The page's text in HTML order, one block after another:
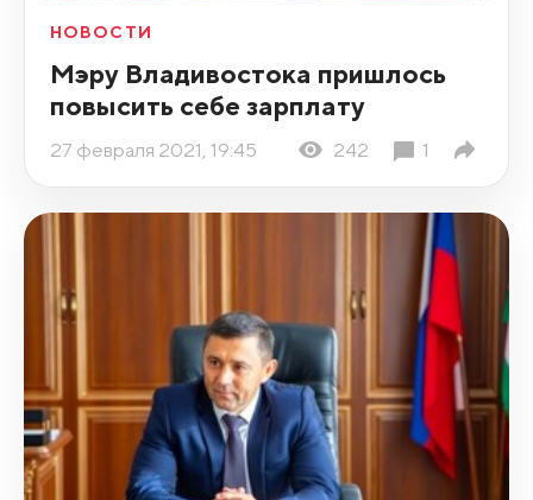
НОВОСТИ
Мэру Владивостока пришлось
повысить себе зарплату
27 февраля 2021, 19:45 242 1